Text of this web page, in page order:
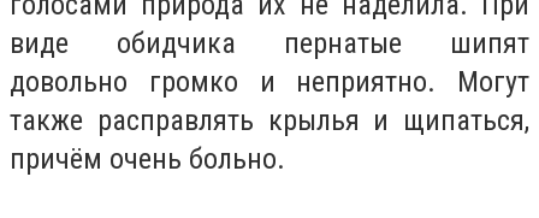
виде обидчика пернатые шипят
довольно громко и неприятно. Могут
также расправлять крылья и щипаться,
причём очень больно.